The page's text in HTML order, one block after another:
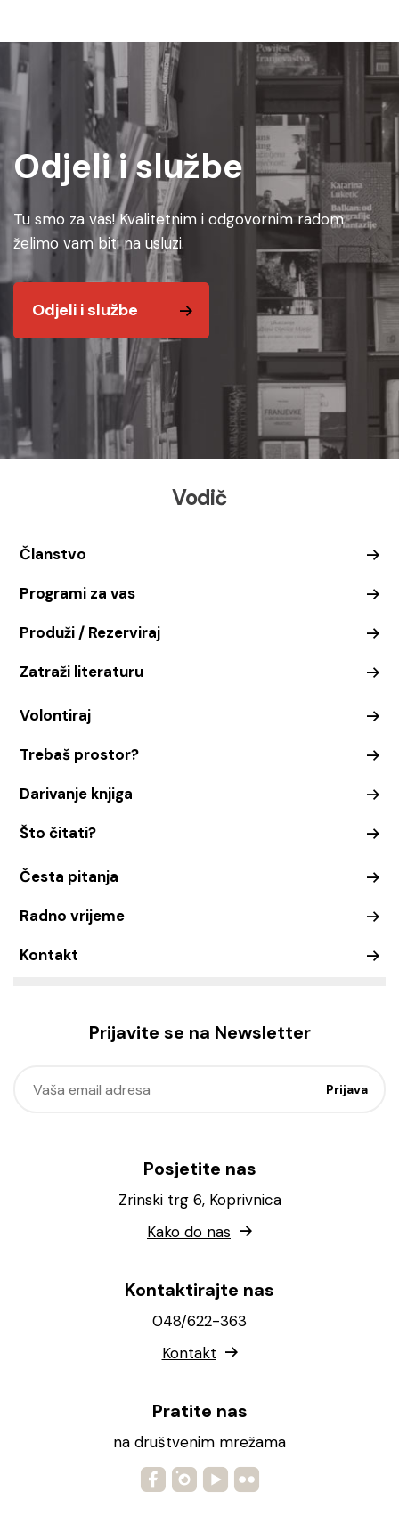
Odjeli i službe
Tu smo za vas! Kvalitetnim i odgovornim radom
želimo vam biti na usluzi.
Odjeli i službe
Vodič
Članstvo
Programi za vas
Produži / Rezerviraj
Zatraži literaturu
Volontiraj
Trebaš prostor?
Darivanje knjiga
Što čitati?
Česta pitanja
Radno vrijeme
Kontakt
Prijavite se na Newsletter
Posjetite nas
Zrinski trg 6, Koprivnica
Kako do nas
Kontaktirajte nas
048/622-363
Kontakt
Pratite nas
na društvenim mrežama